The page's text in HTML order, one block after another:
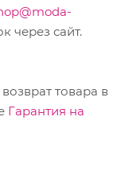
через сайт.
товара в
Гарантия на